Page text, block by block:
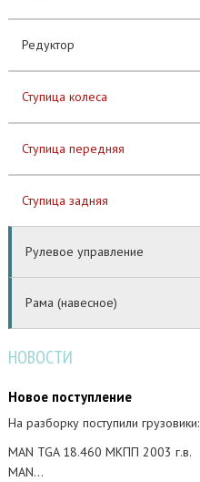
Редуктор
Ступица колеса
Ступица передняя
Ступица задняя
Рулевое управление
Рама (навесное)
НОВОСТИ
Новое поступление
На разборку поступили грузовики:
MAN TGA 18.460 МКПП 2003 г.в.
MAN…